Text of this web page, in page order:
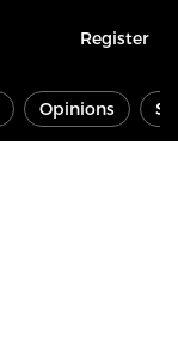
Register
Opinions